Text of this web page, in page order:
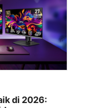
di 2026: